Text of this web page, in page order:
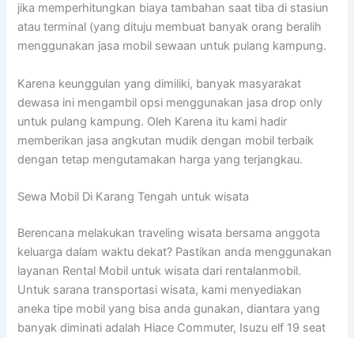
jika memperhitungkan biaya tambahan saat tiba di stasiun
atau terminal (yang dituju membuat banyak orang beralih
menggunakan jasa mobil sewaan untuk pulang kampung.
Karena keunggulan yang dimiliki, banyak masyarakat
dewasa ini mengambil opsi menggunakan jasa drop only
untuk pulang kampung. Oleh Karena itu kami hadir
memberikan jasa angkutan mudik dengan mobil terbaik
dengan tetap mengutamakan harga yang terjangkau.
Sewa Mobil Di Karang Tengah untuk wisata
Berencana melakukan traveling wisata bersama anggota
keluarga dalam waktu dekat? Pastikan anda menggunakan
layanan Rental Mobil untuk wisata dari rentalanmobil.
Untuk sarana transportasi wisata, kami menyediakan
aneka tipe mobil yang bisa anda gunakan, diantara yang
banyak diminati adalah Hiace Commuter, Isuzu elf 19 seat